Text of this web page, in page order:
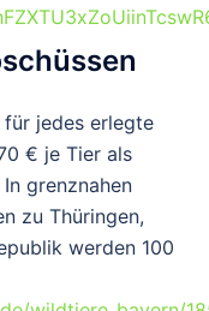
jedes erlegte
€ je Tier als
grenznahen
zu Thüringen,
werden 100